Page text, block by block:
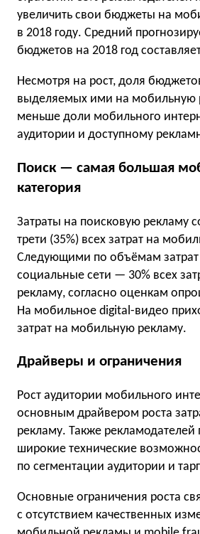
увеличить свои бюджеты на
в 2018 году. Средний
бюджетов на 2018 год
Несмотря на рост, доля
выделяемых ими на мобильную
меньше доли мобильного
аудитории и доступному
Поиск — самая большая
категория
Затраты на поисковую рекламу
трети (35%) всех затрат на
Следующими по объёмам затрат
социальные сети — 30% всех
рекламу, согласно оценкам
На мобильное digital-видео
затрат на мобильную рекламу.
Драйверы и ограничения
Рост аудитории мобильного
основным драйвером роста
рекламу. Также рекламодателей
широкие технические
по сегментации аудитории и
Основные ограничения роста
с отсутствием качественных